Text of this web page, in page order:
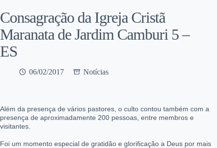
Consagração da Igreja Cristã
Maranata de Jardim Camburi 5 –
ES
06/02/2017 Notícias
Além da presença de vários pastores, o culto contou também com a
presença de aproximadamente 200 pessoas, entre membros e
visitantes.
Foi um momento especial de gratidão e glorificação a Deus por mais